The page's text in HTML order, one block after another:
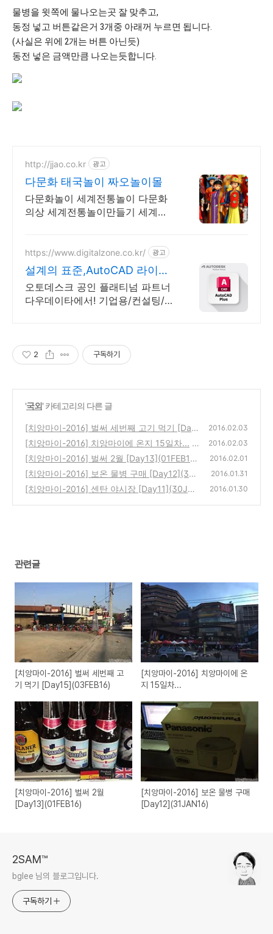
물병을 윗쪽에 물나오는곳 잘 맞추고,
동정 넣고 버튼같은거 3개중 아래꺼 누르면 됩니다.
(사실은 위에 2개는 버튼 아닌듯)
동전 넣은 금액만큼 나오는듯합니다.
http://jjao.co.kr 광고
다문화 태국놀이 짜오놀이몰
다문화놀이 세계전통놀이 다문화
의상 세계전통놀이만들기 세계전
https://www.digitalzone.co.kr/ 광고
설계의 표준,AutoCAD 라이선
스/상업용
오토데스크 공인 플래티넘 파트너
다우데이타에서! 기업용/컨설팅/교
2 구독하기
'국외' 카테고리의 다른 글
[치앙마이-2016] 벌써 세번째 고기 먹기 [Day
15](03FEB16)
(0)
2016.02.03
[치앙마이-2016] 치앙마이에 온지 15일차...
(0)
2016.02.03
[치앙마이-2016] 벌써 2월 [Day13](01FEB16)
(0)
2016.02.01
[치앙마이-2016] 보온 물병 구매 [Day12](31J
AN16)
(0)
2016.01.31
[치앙마이-2016] 센탄 야시장 [Day11](30JA
2016.01.30
관련글
[치앙마이-2016] 벌써 세번째 고
기 먹기 [Day15](03FEB16)
[치앙마이-2016] 치앙마이에 온
지 15일차...
[치앙마이-2016] 벌써 2월
[Day13](01FEB16)
[치앙마이-2016] 보온 물병 구매
[Day12](31JAN16)
2SAM™
bglee 님의 블로그입니다.
구독하기